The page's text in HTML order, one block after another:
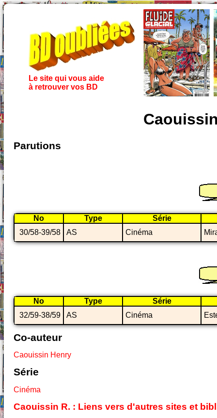
Le site qui vous aide
à retrouver vos BD
Parutions
No Type
Série
30/58-39/58
AS Cinéma
No Type
Série
32/59-38/59
AS Cinéma
Co-auteur
Caouissin Henry
Série
Cinéma
Caouissin R. : Liens vers d'autres sites et